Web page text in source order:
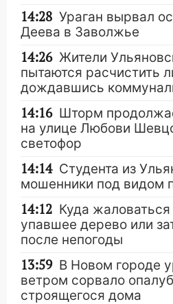
14:28 Ураган вырвал
Деева в Заволжье
14:26 Жители
пытаются расчистить
дождавшись
14:16 Шторм
на улице Любови
светофор
14:14 Студента из
мошенники под видом
14:12 Куда
упавшее дерево или
после непогоды
13:59 В Новом городе
ветром сорвало
строящегося дома